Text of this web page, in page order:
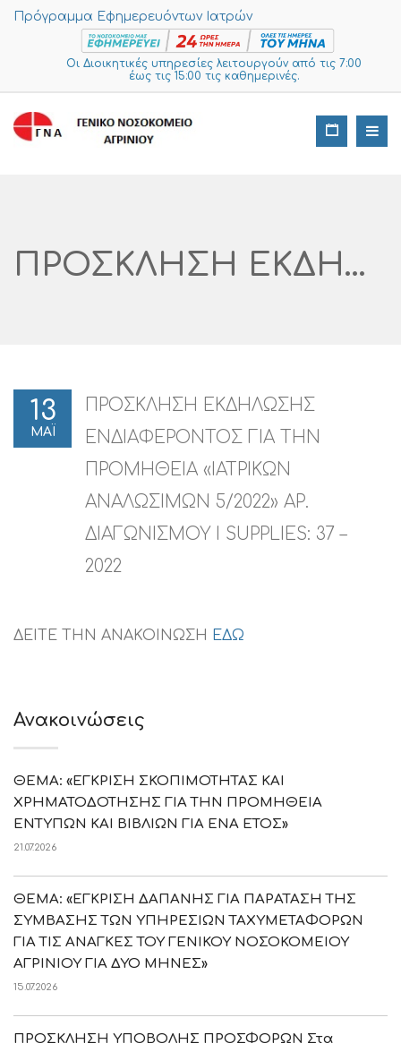
Πρόγραμμα Εφημερευόντων Ιατρών
Οι Διοικητικές υπηρεσίες λειτουργούν από τις 7:00
έως τις 15:00 τις καθημερινές.
ΠΡΟΣΚΛΗΣΗ ΕΚΔΗΛΩΣΗΣ ΕΝΔΙΑΦΕΡΟΝΤΟΣ ΓΙΑ ΤΗΝ ΠΡΟΜΗΘΕΙΑ «ΙΑΤΡΙΚΩΝ ΑΝΑΛΩΣΙΜΩΝ 5/2022» ΑΡ. ΔΙΑΓΩΝΙΣΜΟΥ I SUPPLIES: 37 – 2022
13
ΜΑΪ
ΠΡΟΣΚΛΗΣΗ ΕΚΔΗΛΩΣΗΣ
ΕΝΔΙΑΦΕΡΟΝΤΟΣ ΓΙΑ ΤΗΝ
ΠΡΟΜΗΘΕΙΑ «ΙΑΤΡΙΚΩΝ
ΑΝΑΛΩΣΙΜΩΝ 5/2022» ΑΡ.
ΔΙΑΓΩΝΙΣΜΟΥ I SUPPLIES: 37 –
2022
ΔΕΙΤΕ ΤΗΝ ΑΝΑΚΟΙΝΩΣΗ ΕΔΩ
Ανακοινώσεις
ΘΕΜΑ: «ΕΓΚΡΙΣΗ ΣΚΟΠΙΜΟΤΗΤΑΣ ΚΑΙ
ΧΡΗΜΑΤΟΔΟΤΗΣΗΣ ΓΙΑ ΤΗΝ ΠΡΟΜΗΘΕΙΑ
ΕΝΤΥΠΩΝ ΚΑΙ ΒΙΒΛΙΩΝ ΓΙΑ ΕΝΑ ΕΤΟΣ»
21.07.2026
ΘΕΜΑ: «ΕΓΚΡΙΣΗ ΔΑΠΑΝΗΣ ΓΙΑ ΠΑΡΑΤΑΣΗ ΤΗΣ
ΣΥΜΒΑΣΗΣ ΤΩΝ ΥΠΗΡΕΣΙΩΝ ΤΑΧΥΜΕΤΑΦΟΡΩΝ
ΓΙΑ ΤΙΣ ΑΝΑΓΚΕΣ ΤΟΥ ΓΕΝΙΚΟΥ ΝΟΣΟΚΟΜΕΙΟΥ
ΑΓΡΙΝΙΟΥ ΓΙΑ ΔΥΟ ΜΗΝΕΣ»
15.07.2026
ΠΡΟΣΚΛΗΣΗ ΥΠΟΒΟΛΗΣ ΠΡΟΣΦΟΡΩΝ Στα